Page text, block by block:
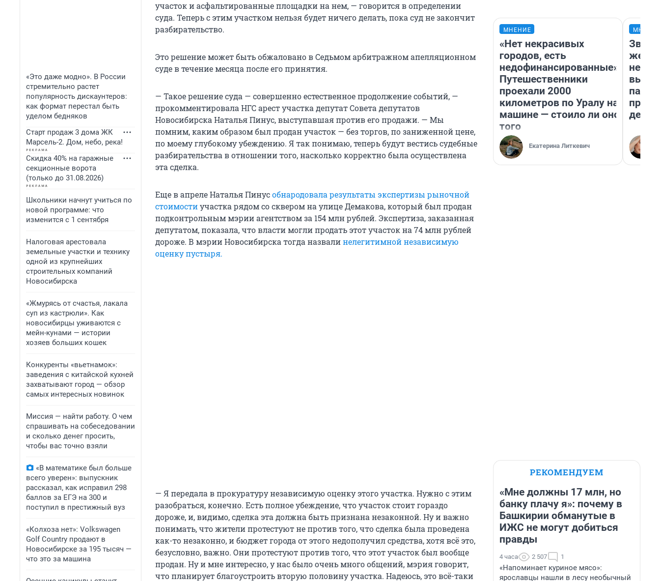
«Это даже модно». В России
стремительно растет
популярность дискаунтеров:
как формат перестал быть
уделом бедняков
Старт продаж 3 дома ЖК
Марсель-2. Дом, небо, река!
Скидка 40% на гаражные
секционные ворота
(только до 31.08.2026)
Школьники начнут учиться по
новой программе: что
изменится с 1 сентября
Налоговая арестовала
земельные участки и технику
одной из крупнейших
строительных компаний
Новосибирска
«Жмурясь от счастья, лакала
суп из кастрюли». Как
новосибирцы уживаются с
мейн-кунами — истории
хозяев больших кошек
Конкуренты «вьетнамок»:
заведения с китайской кухней
захватывают город — обзор
самых интересных новинок
Миссия — найти работу. О чем
спрашивать на собеседовании
и сколько денег просить,
чтобы вас точно взяли
«В математике был больше
всего уверен»: выпускник
рассказал, как исправил 298
баллов за ЕГЭ на 300 и
поступил в престижный вуз
«Колхоза нет»: Volkswagen
Golf Сountry продают в
Новосибирске за 195 тысяч —
что это за машина
участок и асфальтированные площадки на нем, — говорится в определении
суда. Теперь с этим участком нельзя будет ничего делать, пока суд не закончит
разбирательство.
Это решение может быть обжаловано в Седьмом арбитражном апелляционном
суде в течение месяца после его принятия.
— Такое решение суда — совершенно естественное продолжение событий, —
прокомментировала НГС арест участка депутат Совета депутатов
Новосибирска Наталья Пинус, выступавшая против его продажи. — Мы
помним, каким образом был продан участок — без торгов, по заниженной цене,
по моему глубокому убеждению. Я так понимаю, теперь будут вестись судебные
разбирательства в отношении того, насколько корректно была осуществлена
эта сделка.
Еще в апреле Наталья Пинусобнародовала результаты экспертизы рыночной
стоимостиучастка рядом со сквером на улице Демакова, который был продан
подконтрольным мэрии агентством за 154 млн рублей. Экспертиза, заказанная
депутатом, показала, что власти могли продать этот участок на 74 млн рублей
дороже. В мэрии Новосибирска тогда назвалинелегитимной независимую
оценку пустыря.
— Я передала в прокуратуру независимую оценку этого участка. Нужно с этим
разобраться, конечно. Есть полное убеждение, что участок стоит гораздо
дороже, и, видимо, сделка эта должна быть признана незаконной. Ну и важно
понимать, что жители протестуют не против того, что сделка была проведена
как-то незаконно, и бюджет города от этого недополучил средства, хотя всё это,
безусловно, важно. Они протестуют против того, что этот участок был вообще
продан. Ну и мне интересно, у нас было очень много общений, мэрия говорит,
что планирует благоустроить вторую половину участка. Надеюсь, это всё-таки
МНЕНИЕ
«Нет некрасивых
городов, есть
недофинансированные».
Путешественники
проехали 2000
километров по Уралу на
машине — стоило ли оно
того
Екатерина Литкевич
день
РЕКОМЕНДУЕМ
«Мне должны 17 млн, но
банку плачу я»: почему в
Башкирии обманутые в
ИЖС не могут добиться
правды
4 часа 2 507 1
«Напоминает куриное мясо»:
ярославцы нашли в лесу необычный